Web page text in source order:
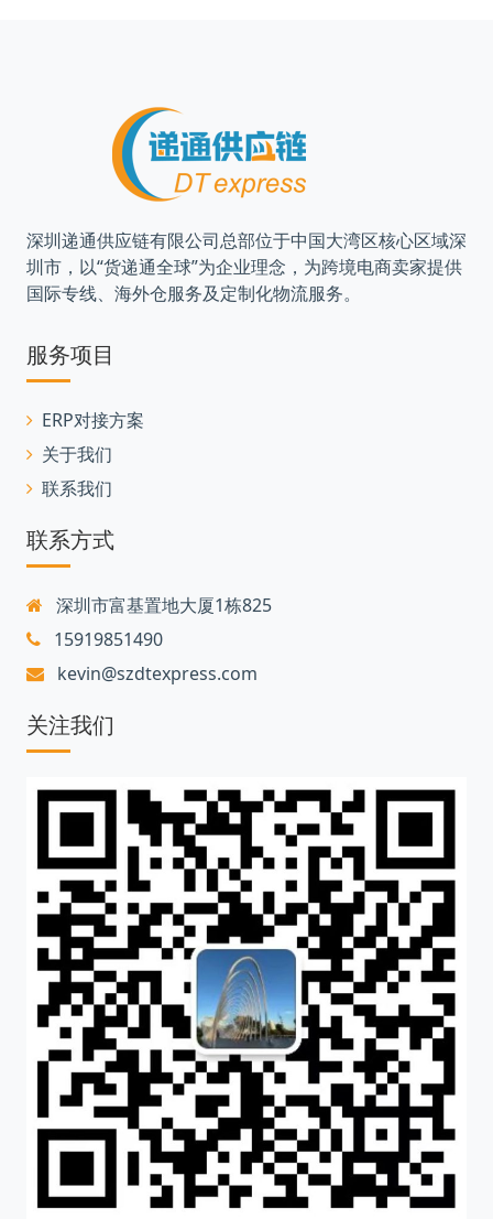
深圳递通供应链有限公司总部位于中国大湾区核心区域深
圳市，以“货递通全球”为企业理念，为跨境电商卖家提供
国际专线、海外仓服务及定制化物流服务。
服务项目
ERP对接方案
关于我们
联系我们
联系方式
深圳市富基置地大厦1栋825
15919851490
kevin@szdtexpress.com
关注我们